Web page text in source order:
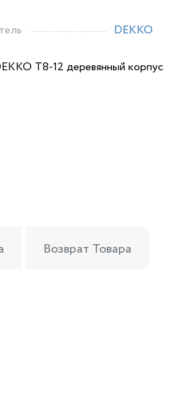
DEKKO
T8-12 деревянный корпус
Возврат Товара